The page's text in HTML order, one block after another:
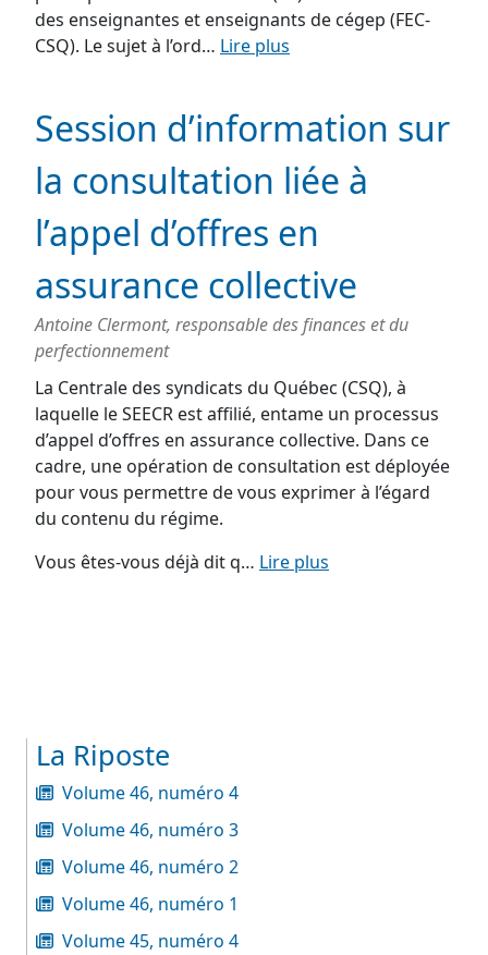
des enseignantes et enseignants de cégep (FEC-
CSQ). Le sujet à l’ord… Lire plus
Session d’information sur
la consultation liée à
l’appel d’offres en
assurance collective
Antoine Clermont, responsable des finances et du
perfectionnement
La Centrale des syndicats du Québec (CSQ), à
laquelle le SEECR est affilié, entame un processus
d’appel d’offres en assurance collective. Dans ce
cadre, une opération de consultation est déployée
pour vous permettre de vous exprimer à l’égard
du contenu du régime.
Vous êtes-vous déjà dit q… Lire plus
La Riposte
Volume 46, numéro 4
Volume 46, numéro 3
Volume 46, numéro 2
Volume 46, numéro 1
Volume 45, numéro 4